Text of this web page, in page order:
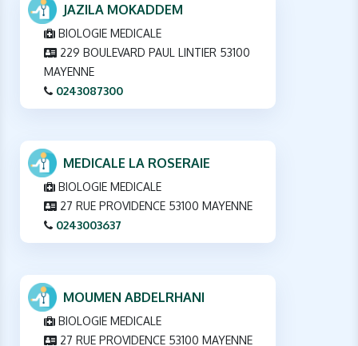
JAZILA MOKADDEM
BIOLOGIE MEDICALE
229 BOULEVARD PAUL LINTIER 53100
MAYENNE
0243087300
MEDICALE LA ROSERAIE
BIOLOGIE MEDICALE
27 RUE PROVIDENCE 53100 MAYENNE
0243003637
MOUMEN ABDELRHANI
BIOLOGIE MEDICALE
27 RUE PROVIDENCE 53100 MAYENNE